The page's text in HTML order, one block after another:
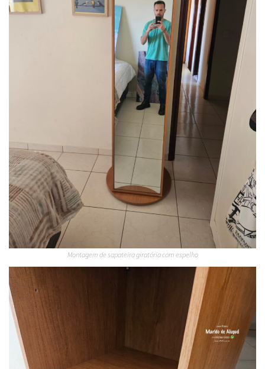
Montagem de sapateira giratória com espelho